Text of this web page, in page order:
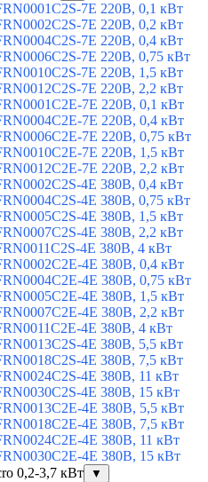
7E 220В, 0,1 кВт
7E 220В, 0,2 кВт
7E 220В, 0,4 кВт
7E 220В, 0,75 кВт
7E 220В, 1,5 кВт
7E 220В, 2,2 кВт
7E 220В, 0,1 кВт
7E 220В, 0,4 кВт
7E 220В, 0,75 кВт
7E 220В, 1,5 кВт
7E 220В, 2,2 кВт
4E 380В, 0,4 кВт
4E 380В, 0,75 кВт
4E 380В, 1,5 кВт
4E 380В, 2,2 кВт
4E 380В, 4 кВт
4E 380В, 0,4 кВт
4E 380В, 0,75 кВт
4E 380В, 1,5 кВт
4E 380В, 2,2 кВт
4E 380В, 4 кВт
4E 380В, 5,5 кВт
4E 380В, 7,5 кВт
4E 380В, 11 кВт
4E 380В, 15 кВт
4E 380В, 5,5 кВт
4E 380В, 7,5 кВт
4E 380В, 11 кВт
4E 380В, 15 кВт
0,2-3,7 кВт
▼